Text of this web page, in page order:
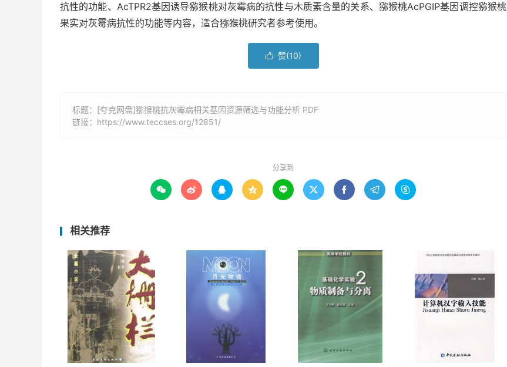
抗性的功能、AcTPR2基因诱导猕猴桃对灰霉病的抗性与木质素含量的关系、猕猴桃AcPGIP基因调控猕猴桃
果实对灰霉病抗性的功能等内容，适合猕猴桃研究者参考使用。
 赞(10)
标题：[夸克网盘]猕猴桃抗灰霉病相关基因资源筛选与功能分析 PDF
链接： https://www.teccses.org/12851/
分享到
        
相关推荐